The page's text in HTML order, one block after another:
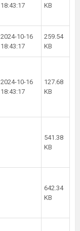
18:43:17
KB
2024-10-16
18:43:17
259.54
KB
2024-10-16
18:43:17
127.68
KB
541.38
KB
642.34
KB